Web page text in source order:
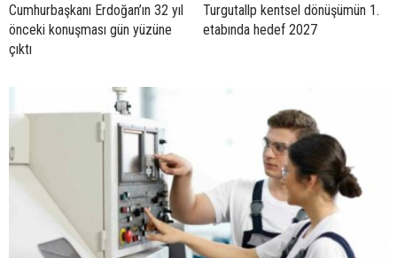
Cumhurbaşkanı Erdoğan’ın 32 yıl
önceki konuşması gün yüzüne
çıktı
Turgutallp kentsel dönüşümün 1.
etabında hedef 2027